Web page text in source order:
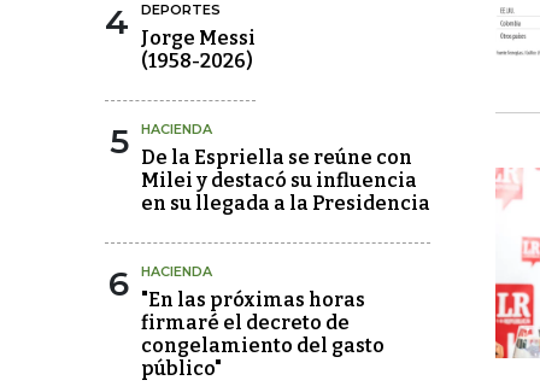
4 DEPORTES
Jorge Messi
(1958-2026)
5 HACIENDA
De la Espriella se reúne con
Milei y destacó su influencia
en su llegada a la Presidencia
6 HACIENDA
"En las próximas horas
firmaré el decreto de
congelamiento del gasto
público"